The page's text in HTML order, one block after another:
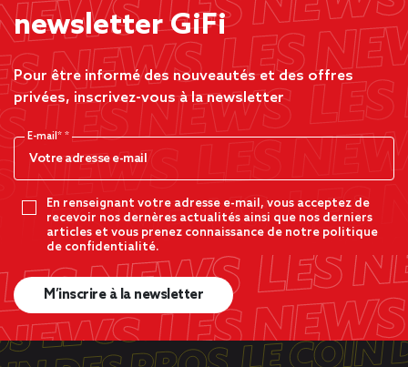
newsletter GiFi
Pour être informé des nouveautés et des offres
privées, inscrivez-vous à la newsletter
E-mail*
En renseignant votre adresse e-mail, vous acceptez de
recevoir nos dernères actualités ainsi que nos derniers
articles et vous prenez connaissance de notre politique
de confidentialité.
M’inscrire à la newsletter